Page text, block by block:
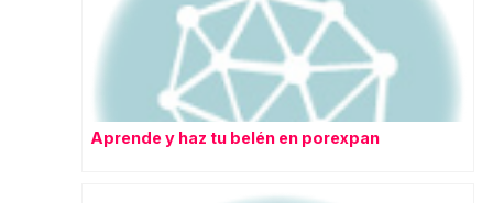
Aprende y haz tu belén en porexpan